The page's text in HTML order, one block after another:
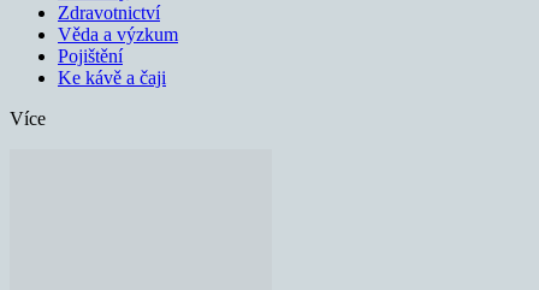
Zdravotnictví
Věda a výzkum
Pojištění
Ke kávě a čaji
Více